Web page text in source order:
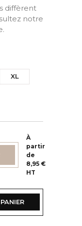
diffèrent
notre
XL
À
partir
de
8,95 €
HT